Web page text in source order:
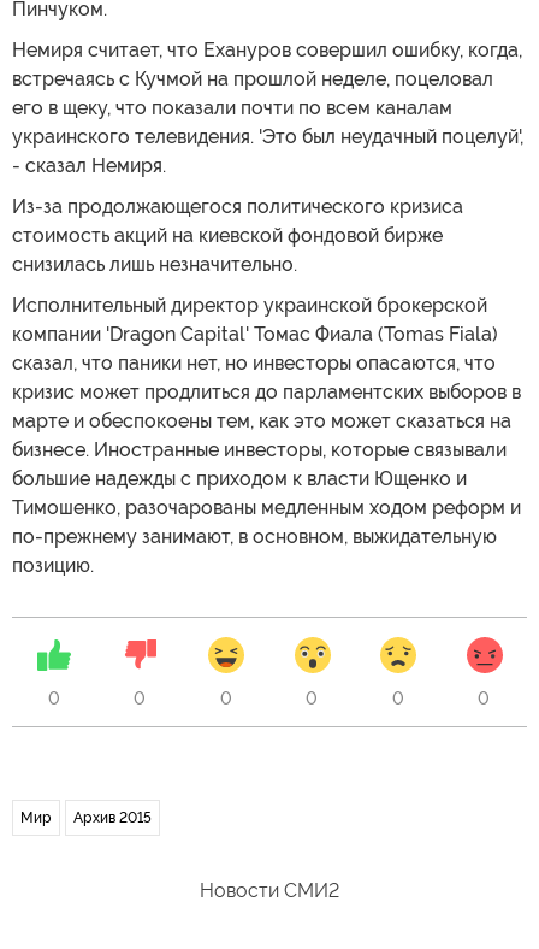
Пинчуком.
Немиря считает, что Ехануров совершил ошибку, когда,
встречаясь с Кучмой на прошлой неделе, поцеловал
его в щеку, что показали почти по всем каналам
украинского телевидения. 'Это был неудачный поцелуй',
- сказал Немиря.
Из-за продолжающегося политического кризиса
стоимость акций на киевской фондовой бирже
снизилась лишь незначительно.
Исполнительный директор украинской брокерской
компании 'Dragon Capital' Томас Фиала (Tomas Fiala)
сказал, что паники нет, но инвесторы опасаются, что
кризис может продлиться до парламентских выборов в
марте и обеспокоены тем, как это может сказаться на
бизнесе. Иностранные инвесторы, которые связывали
большие надежды с приходом к власти Ющенко и
Тимошенко, разочарованы медленным ходом реформ и
по-прежнему занимают, в основном, выжидательную
позицию.
0 0 0 0 0 0
Мир Архив 2015
Новости СМИ2